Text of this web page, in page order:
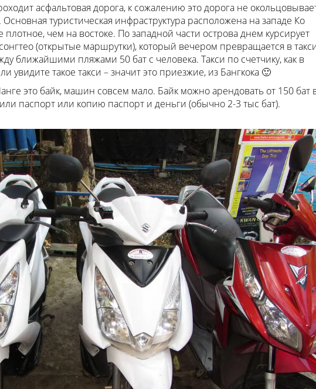
асфальтовая дорога, к сожалению это дорога не
туристическая инфраструктура расположена на западе Ко
чем на востоке. По западной части острова днем курсирует
(открытые маршрутки), который вечером превращается в
ближайшими пляжами 50 бат с человека. Такси по счетчику, как в
увидите такое такси – значит это приезжие, из Бангкока 🙂
это байк, машин совсем мало. Байк можно арендовать от 150 бат
или паспорт или копию паспорт и деньги (обычно 2-3 тыс бат).